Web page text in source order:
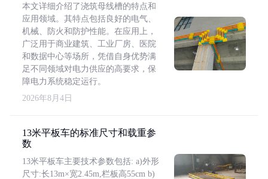
本文详细介绍了浇筑母线槽的特点和
应用领域。其特点包括良好的电气、
机械、防火和防护性能。在应用上，
广泛用于商业建筑、工业厂房、医院
和数据中心等场所，凭借自身优势满
足不同领域对电力供应的高要求，保
障电力系统稳定运行。
2026年8月4日
13米平板车的标准尺寸和载重参
数
13米平板车主要技术参数包括: a)外形
尺寸:长13m×宽2.45m,栏板高55cm b)